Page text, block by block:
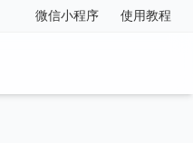
微信小程序 使用教程